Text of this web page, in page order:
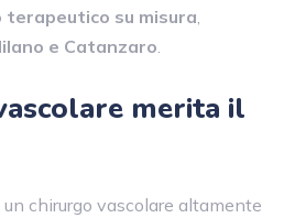
su misura,
e Catanzaro.
merita il
un chirurgo vascolare altamente